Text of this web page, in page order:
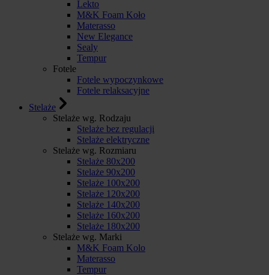
Lekto
M&K Foam Koło
Materasso
New Elegance
Sealy
Tempur
Fotele
Fotele wypoczynkowe
Fotele relaksacyjne
Stelaże
Stelaże wg. Rodzaju
Stelaże bez regulacji
Stelaże elektryczne
Stelaże wg. Rozmiaru
Stelaże 80x200
Stelaże 90x200
Stelaże 100x200
Stelaże 120x200
Stelaże 140x200
Stelaże 160x200
Stelaże 180x200
Stelaże wg. Marki
M&K Foam Kolo
Materasso
Tempur